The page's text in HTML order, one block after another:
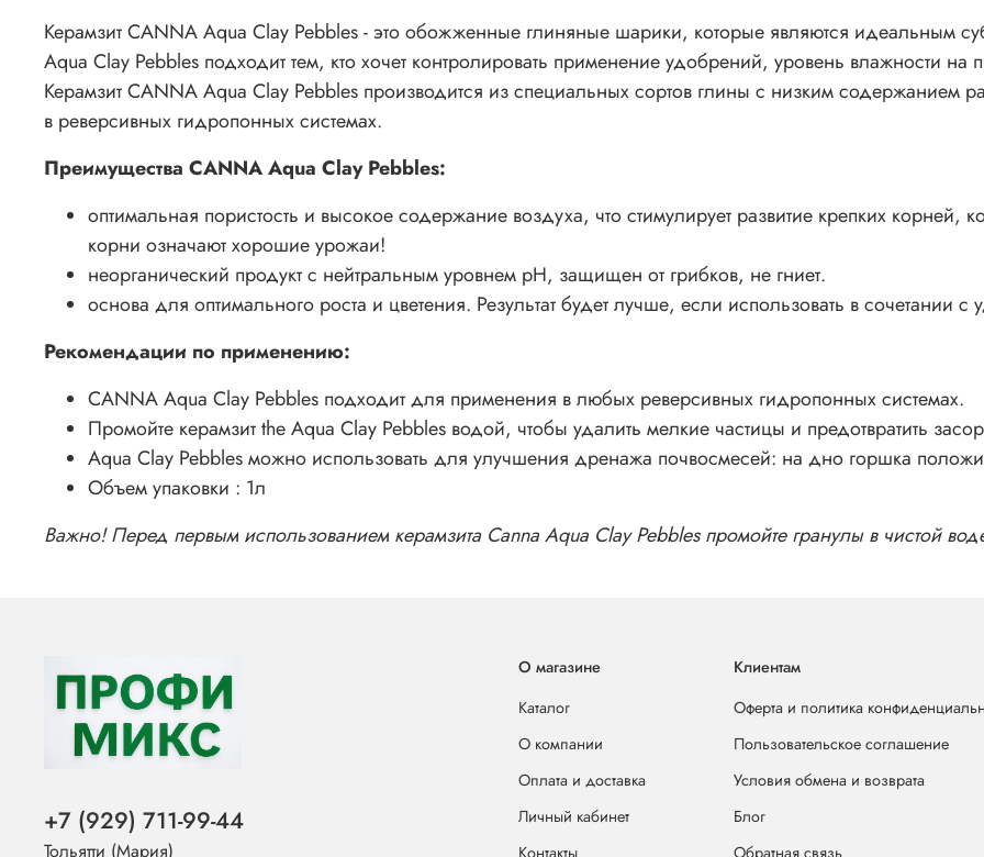
Керамзит CANNA Aqua Clay Pebbles - это обожженные глиняные шарики, которые являются идеальным
Aqua Clay Pebbles подходит тем, кто хочет контролировать применение удобрений, уровень влажности
Керамзит CANNA Aqua Clay Pebbles производится из специальных сортов глины с низким содержанием
в реверсивных гидропонных системах.
Преимущества CANNA Aqua Clay Pebbles:
оптимальная пористость и высокое содержание воздуха, что стимулирует развитие крепких корней,
корни означают хорошие урожаи!
неорганический продукт с нейтральным уровнем рН, защищен от грибков, не гниет.
основа для оптимального роста и цветения. Результат будет лучше, если использовать в
Рекомендации по применению:
CANNA Aqua Clay Pebbles подходит для применения в любых реверсивных гидропонных системах.
Промойте керамзит the Aqua Clay Pebbles водой, чтобы удалить мелкие частицы и предотвратить
Aqua Clay Pebbles можно использовать для улучшения дренажа почвосмесей: на дно горшка
Объем упаковки : 1л
Важно! Перед первым использованием керамзита Canna Aqua Clay Pebbles промойте гранулы в чистой
О магазине
Каталог
О компании
Оплата и доставка
Личный кабинет
Клиентам
Оферта и политика
Пользовательское соглашение
Условия обмена и возврата
Блог
+7 (929) 711-99-44
Тольятти (Мария)